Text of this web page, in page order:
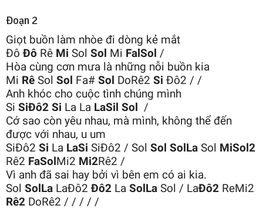
Đoạn 2
Giọt buồn làm nhòe đi dòng kẻ mắt
ĐôĐô Rê Mi Sol Sol Mi FalSol /
Hòa cùng cơn mưa là những nỗi buồn kia
Mi Rê Sol Sol Fa# Sol DoRê2 Si Đô2 / /
Anh khóc cho cuộc tình chúng mình
Si SiĐô2 Si La La LaSil Sol
/
Cớ sao còn yêu nhau, mà mình, không thể đến
được với nhau, u um
SiĐô2 Si La LaSi SiĐô2 / Sol Sol SolLa Sol MiSol2
Rê2 FaSol Mi2 Mi2Rê2 /
Vì anh đã sai hay bởi vì bên em có ai kia.
Sol SolLa LaĐô2Đô2 La SolLa Sol / LaĐô2 ReMi2
Rê2 DoRê2 / / / / /